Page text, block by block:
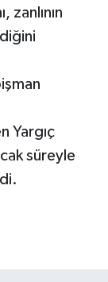
zanlının
Yargıç
süreyle